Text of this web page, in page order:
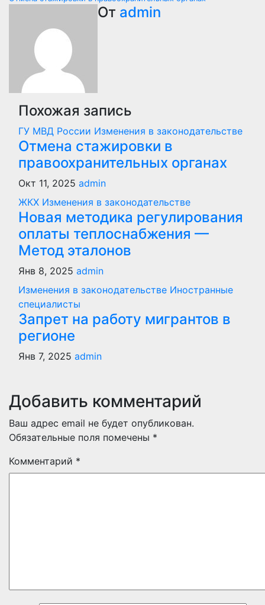
записям
От admin
Похожая запись
ГУ МВД России Изменения в законодательстве
Отмена стажировки в
правоохранительных органах
Окт 11, 2025 admin
ЖКХ Изменения в законодательстве
Новая методика регулирования
оплаты теплоснабжения —
Метод эталонов
Янв 8, 2025 admin
Изменения в законодательстве Иностранные
специалисты
Запрет на работу мигрантов в
регионе
Янв 7, 2025 admin
Добавить комментарий
Ваш адрес email не будет опубликован.
Обязательные поля помечены *
Комментарий *